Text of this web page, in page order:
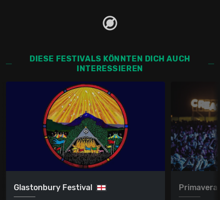
DIESE FESTIVALS KÖNNTEN DICH AUCH
INTERESSIEREN
Glastonbury Festival Primavera